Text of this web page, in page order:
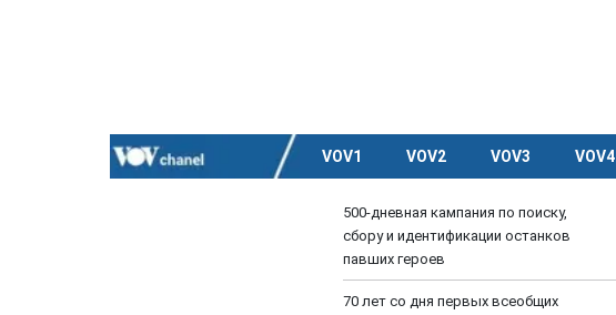
VOV1 VOV2 VOV3 VOV4
500-дневная кампания по поиску,
сбору и идентификации останков
павших героев
70 лет со дня первых всеобщих